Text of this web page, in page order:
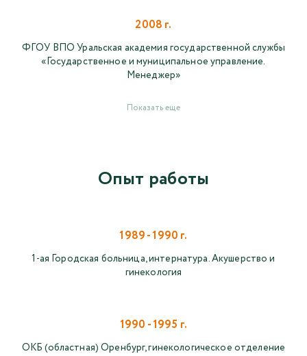
2008 г.
ФГОУ ВПО Уральская академия государственной службы
«Государственное и муниципальное управление.
Менеджер»
Показать еще
Опыт работы
1989 - 1990 г.
1-ая Городская больница, интернатура. Акушерство и
гинекология
1990 - 1995 г.
ОКБ (областная) Оренбург, гинекологическое отделение